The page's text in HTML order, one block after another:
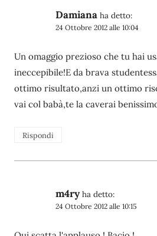
Damiana ha detto:
24 Ottobre 2012 alle 10:04
Un omaggio prezioso che tu hai
ineccepibile!E da brava
ottimo risultato,anzi un ottimo
vai col babà,te la caverai
Rispondi
m4ry ha detto:
24 Ottobre 2012 alle 10:15